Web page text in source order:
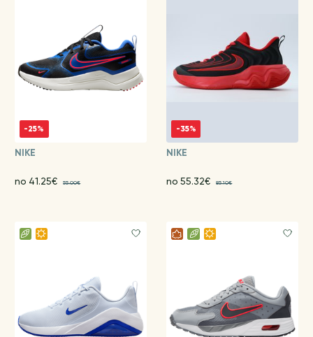
-25%
NIKE
no 41.25€ 55.00€
-35%
NIKE
no 55.32€ 85.10€